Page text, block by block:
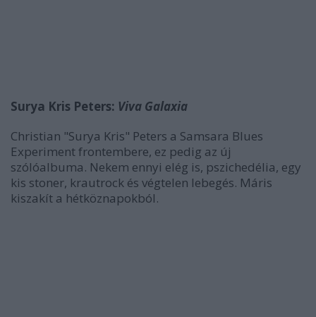
Surya Kris Peters: Viva Galaxia
Christian "Surya Kris" Peters a Samsara Blues
Experiment frontembere, ez pedig az új
szólóalbuma. Nekem ennyi elég is, pszichedélia, egy
kis stoner, krautrock és végtelen lebegés. Máris
kiszakít a hétköznapokból.